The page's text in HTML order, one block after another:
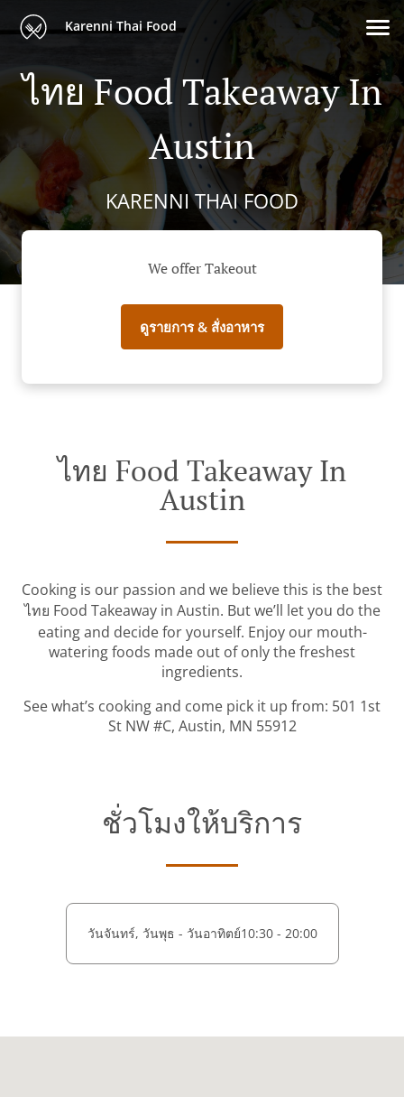
Karenni Thai Food
ไทย Food Takeaway In
Austin
KARENNI THAI FOOD
We offer Takeout
ดูรายการ & สั่งอาหาร
ไทย Food Takeaway In
Austin
Cooking is our passion and we believe this is the best
ไทย Food Takeaway in Austin. But we’ll let you do the
eating and decide for yourself. Enjoy our mouth-
watering foods made out of only the freshest
ingredients.
See what’s cooking and come pick it up from: 501 1st
St NW #C, Austin, MN 55912
ชั่วโมงให้บริการ
วันจันทร์, วันพุธ - วันอาทิตย์10:30 - 20:00